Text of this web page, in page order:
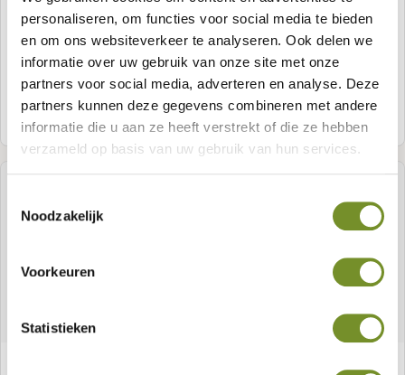
personaliseren, om functies voor social media te bieden
en om ons websiteverkeer te analyseren. Ook delen we
informatie over uw gebruik van onze site met onze
partners voor social media, adverteren en analyse. Deze
partners kunnen deze gegevens combineren met andere
informatie die u aan ze heeft verstrekt of die ze hebben
verzameld op basis van uw gebruik van hun services.
Noodzakelijk
Voorkeuren
Statistieken
Samenstellen